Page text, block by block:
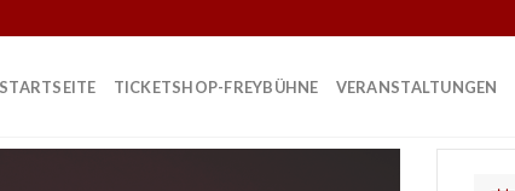
STARTSEITE TICKETSHOP-FREYBÜHNE VERANSTALTUNGEN